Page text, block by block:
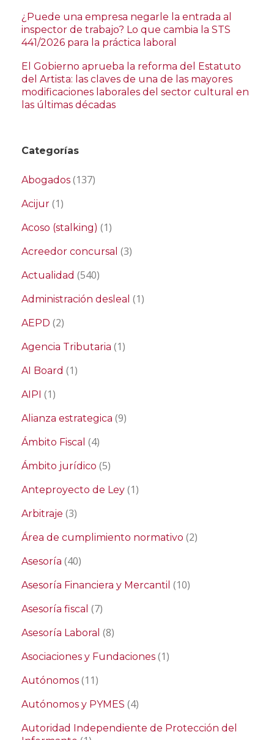
¿Puede una empresa negarle la entrada al
inspector de trabajo? Lo que cambia la STS
441/2026 para la práctica laboral
El Gobierno aprueba la reforma del Estatuto
del Artista: las claves de una de las mayores
modificaciones laborales del sector cultural en
las últimas décadas
Categorías
Abogados (137)
Acijur (1)
Acoso (stalking) (1)
Acreedor concursal (3)
Actualidad (540)
Administración desleal (1)
AEPD (2)
Agencia Tributaria (1)
AI Board (1)
AIPI (1)
Alianza estrategica (9)
Ámbito Fiscal (4)
Ámbito jurídico (5)
Anteproyecto de Ley (1)
Arbitraje (3)
Área de cumplimiento normativo (2)
Asesoría (40)
Asesoría Financiera y Mercantil (10)
Asesoría fiscal (7)
Asesoría Laboral (8)
Asociaciones y Fundaciones (1)
Autónomos (11)
Autónomos y PYMES (4)
Autoridad Independiente de Protección del